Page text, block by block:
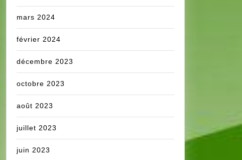
mars 2024
février 2024
décembre 2023
octobre 2023
août 2023
juillet 2023
juin 2023